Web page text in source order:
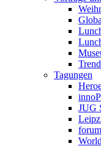
Tagungen
JUG